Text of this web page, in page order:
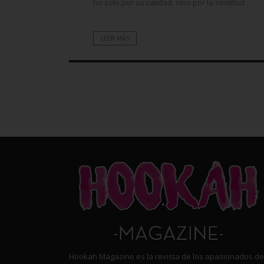
no solo por su calidad, sino por la similitud
Hookah Magazine es la revista de los apasionados de
6. No copiaré, subiré,
material de esta página
7. La marcación como
acuerdo.
9. He leído todo el